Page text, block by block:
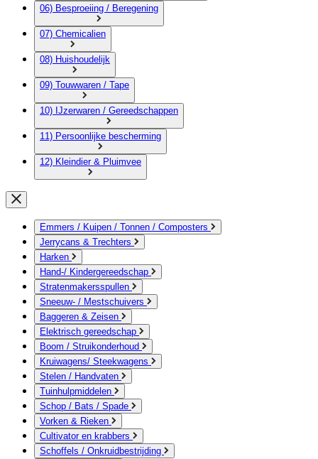
06) Besproeiing / Beregening
07) Chemicalien
08) Huishoudelijk
09) Touwwaren / Tape
10) IJzerwaren / Gereedschappen
11) Persoonlijke bescherming
12) Kleindier & Pluimvee
Emmers / Kuipen / Tonnen / Composters
Jerrycans & Trechters
Harken
Hand-/ Kindergereedschap
Stratenmakersspullen
Sneeuw- / Mestschuivers
Baggeren & Zeisen
Elektrisch gereedschap
Boom / Struikonderhoud
Kruiwagens/ Steekwagens
Stelen / Handvaten
Tuinhulpmiddelen
Schop / Bats / Spade
Vorken & Rieken
Cultivator en krabbers
Schoffels / Onkruidbestrijding